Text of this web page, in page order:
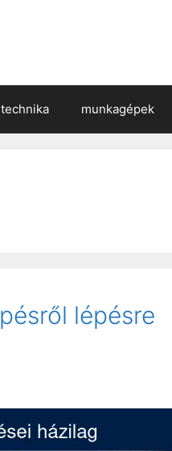
technika munkagépek
lépésre